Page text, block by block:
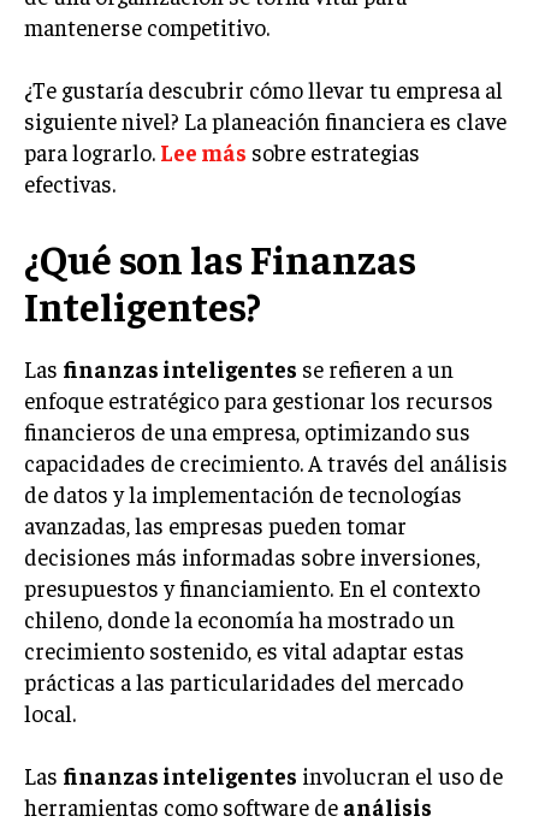
MARKETING DIGITAL
PUBLICIDAD
VENTAS Y PERSUASIÓN
GESTIÓN DE MARCA
INVESTIGACIÓN DE MERCADO
ANÁLISIS DE COMPETENCIA
GESTIÓN DE CLIENTES
EMPRENDIMIENTO
INNOVACIÓN EMPRESARIAL
GESTIÓN DEL CAMBIO
HABILIDADES DIRECTIVAS
EMPRENDIMIENTO
FINANZAS
FINANZAS Y CONTABILIDAD
mantenerse competitivo.
¿Te gustaría descubrir cómo llevar tu empresa al
siguiente nivel? La planeación financiera es clave
para lograrlo. Lee más sobre estrategias
efectivas.
¿Qué son las Finanzas
Inteligentes?
Las finanzas inteligentes se refieren a un
enfoque estratégico para gestionar los recursos
financieros de una empresa, optimizando sus
capacidades de crecimiento. A través del análisis
de datos y la implementación de tecnologías
avanzadas, las empresas pueden tomar
decisiones más informadas sobre inversiones,
presupuestos y financiamiento. En el contexto
chileno, donde la economía ha mostrado un
crecimiento sostenido, es vital adaptar estas
prácticas a las particularidades del mercado
local.
Las finanzas inteligentes involucran el uso de
herramientas como software de análisis